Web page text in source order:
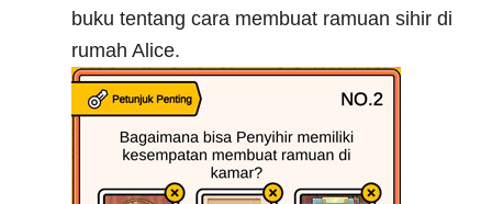
buku tentang cara membuat ramuan sihir di
rumah Alice.